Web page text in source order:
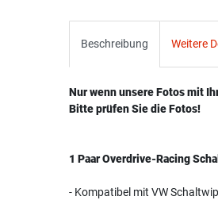
Beschreibung Weitere
Nur wenn unsere Fotos mit
Bitte prüfen Sie die Fotos!
1 Paar Overdrive-Racing
- Kompatibel mit VW